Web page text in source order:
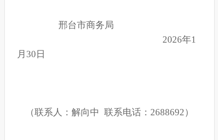
邢台市商务局
2026年1
月30日
（联系人：解向中 联系电话： 2688692）